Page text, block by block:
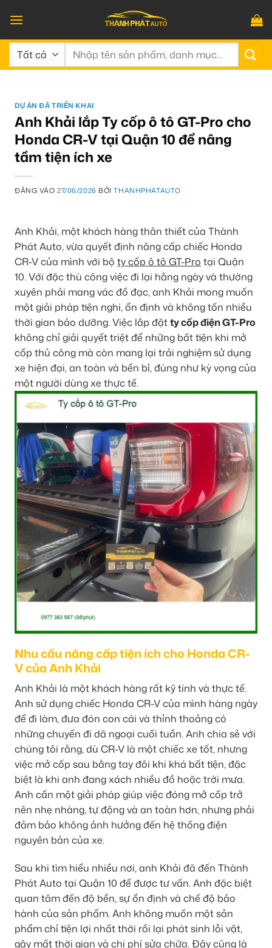
qua
nội
dung
Tìm
DỰ ÁN ĐÃ TRIỂN KHAI
Anh Khải lắp Ty cốp ô tô GT-Pro cho
Honda CR-V tại Quận 10 để nâng
tầm tiện ích xe
ĐĂNG VÀO27/06/2026 BỞITHANHPHATAUTO
Anh Khải, một khách hàng thân thiết của Thành
Phát Auto, vừa quyết định nâng cấp chiếc Honda
CR-V của mình với bộ ty cốp ô tô GT-Pro tại Quận
10. Với đặc thù công việc đi lại hằng ngày và thường
xuyên phải mang vác đồ đạc, anh Khải mong muốn
một giải pháp tiện nghi, ổn định và không tốn nhiều
thời gian bảo dưỡng. Việc lắp đặtty cốp điện GT-Pro
không chỉ giải quyết triệt để những bất tiện khi mở
cốp thủ công mà còn mang lại trải nghiệm sử dụng
xe hiện đại, an toàn và bền bỉ, đúng như kỳ vọng của
một người dùng xe thực tế.
Nhu cầu nâng cấp tiện ích cho Honda CR-
V của Anh Khải
Anh Khải là một khách hàng rất kỹ tính và thực tế.
Anh sử dụng chiếc Honda CR-V của mình hàng ngày
để đi làm, đưa đón con cái và thỉnh thoảng có
những chuyến đi dã ngoại cuối tuần. Anh chia sẻ với
chúng tôi rằng, dù CR-V là một chiếc xe tốt, nhưng
việc mở cốp sau bằng tay đôi khi khá bất tiện, đặc
biệt là khi anh đang xách nhiều đồ hoặc trời mưa.
Anh cần một giải pháp giúp việc đóng mở cốp trở
nên nhẹ nhàng, tự động và an toàn hơn, nhưng phải
đảm bảo không ảnh hưởng đến hệ thống điện
nguyên bản của xe.
Sau khi tìm hiểu nhiều nơi, anh Khải đã đến Thành
Phát Auto tại Quận 10 để được tư vấn. Anh đặc biệt
quan tâm đến độ bền, sự ổn định và chế độ bảo
hành của sản phẩm. Anh không muốn một sản
phẩm chỉ tiện lợi nhất thời rồi lại phát sinh lỗi vặt,
gây mất thời gian và chi phí sửa chữa. Đây cũng là